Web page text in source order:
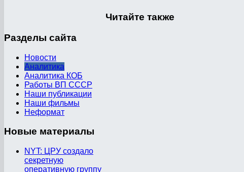
Читайте также
Разделы сайта
Новости
Аналитика
Аналитика КОБ
Работы ВП СССР
Наши публикации
Наши фильмы
Неформат
Новые материалы
NYT: ЦРУ создало
секретную
оперативную группу